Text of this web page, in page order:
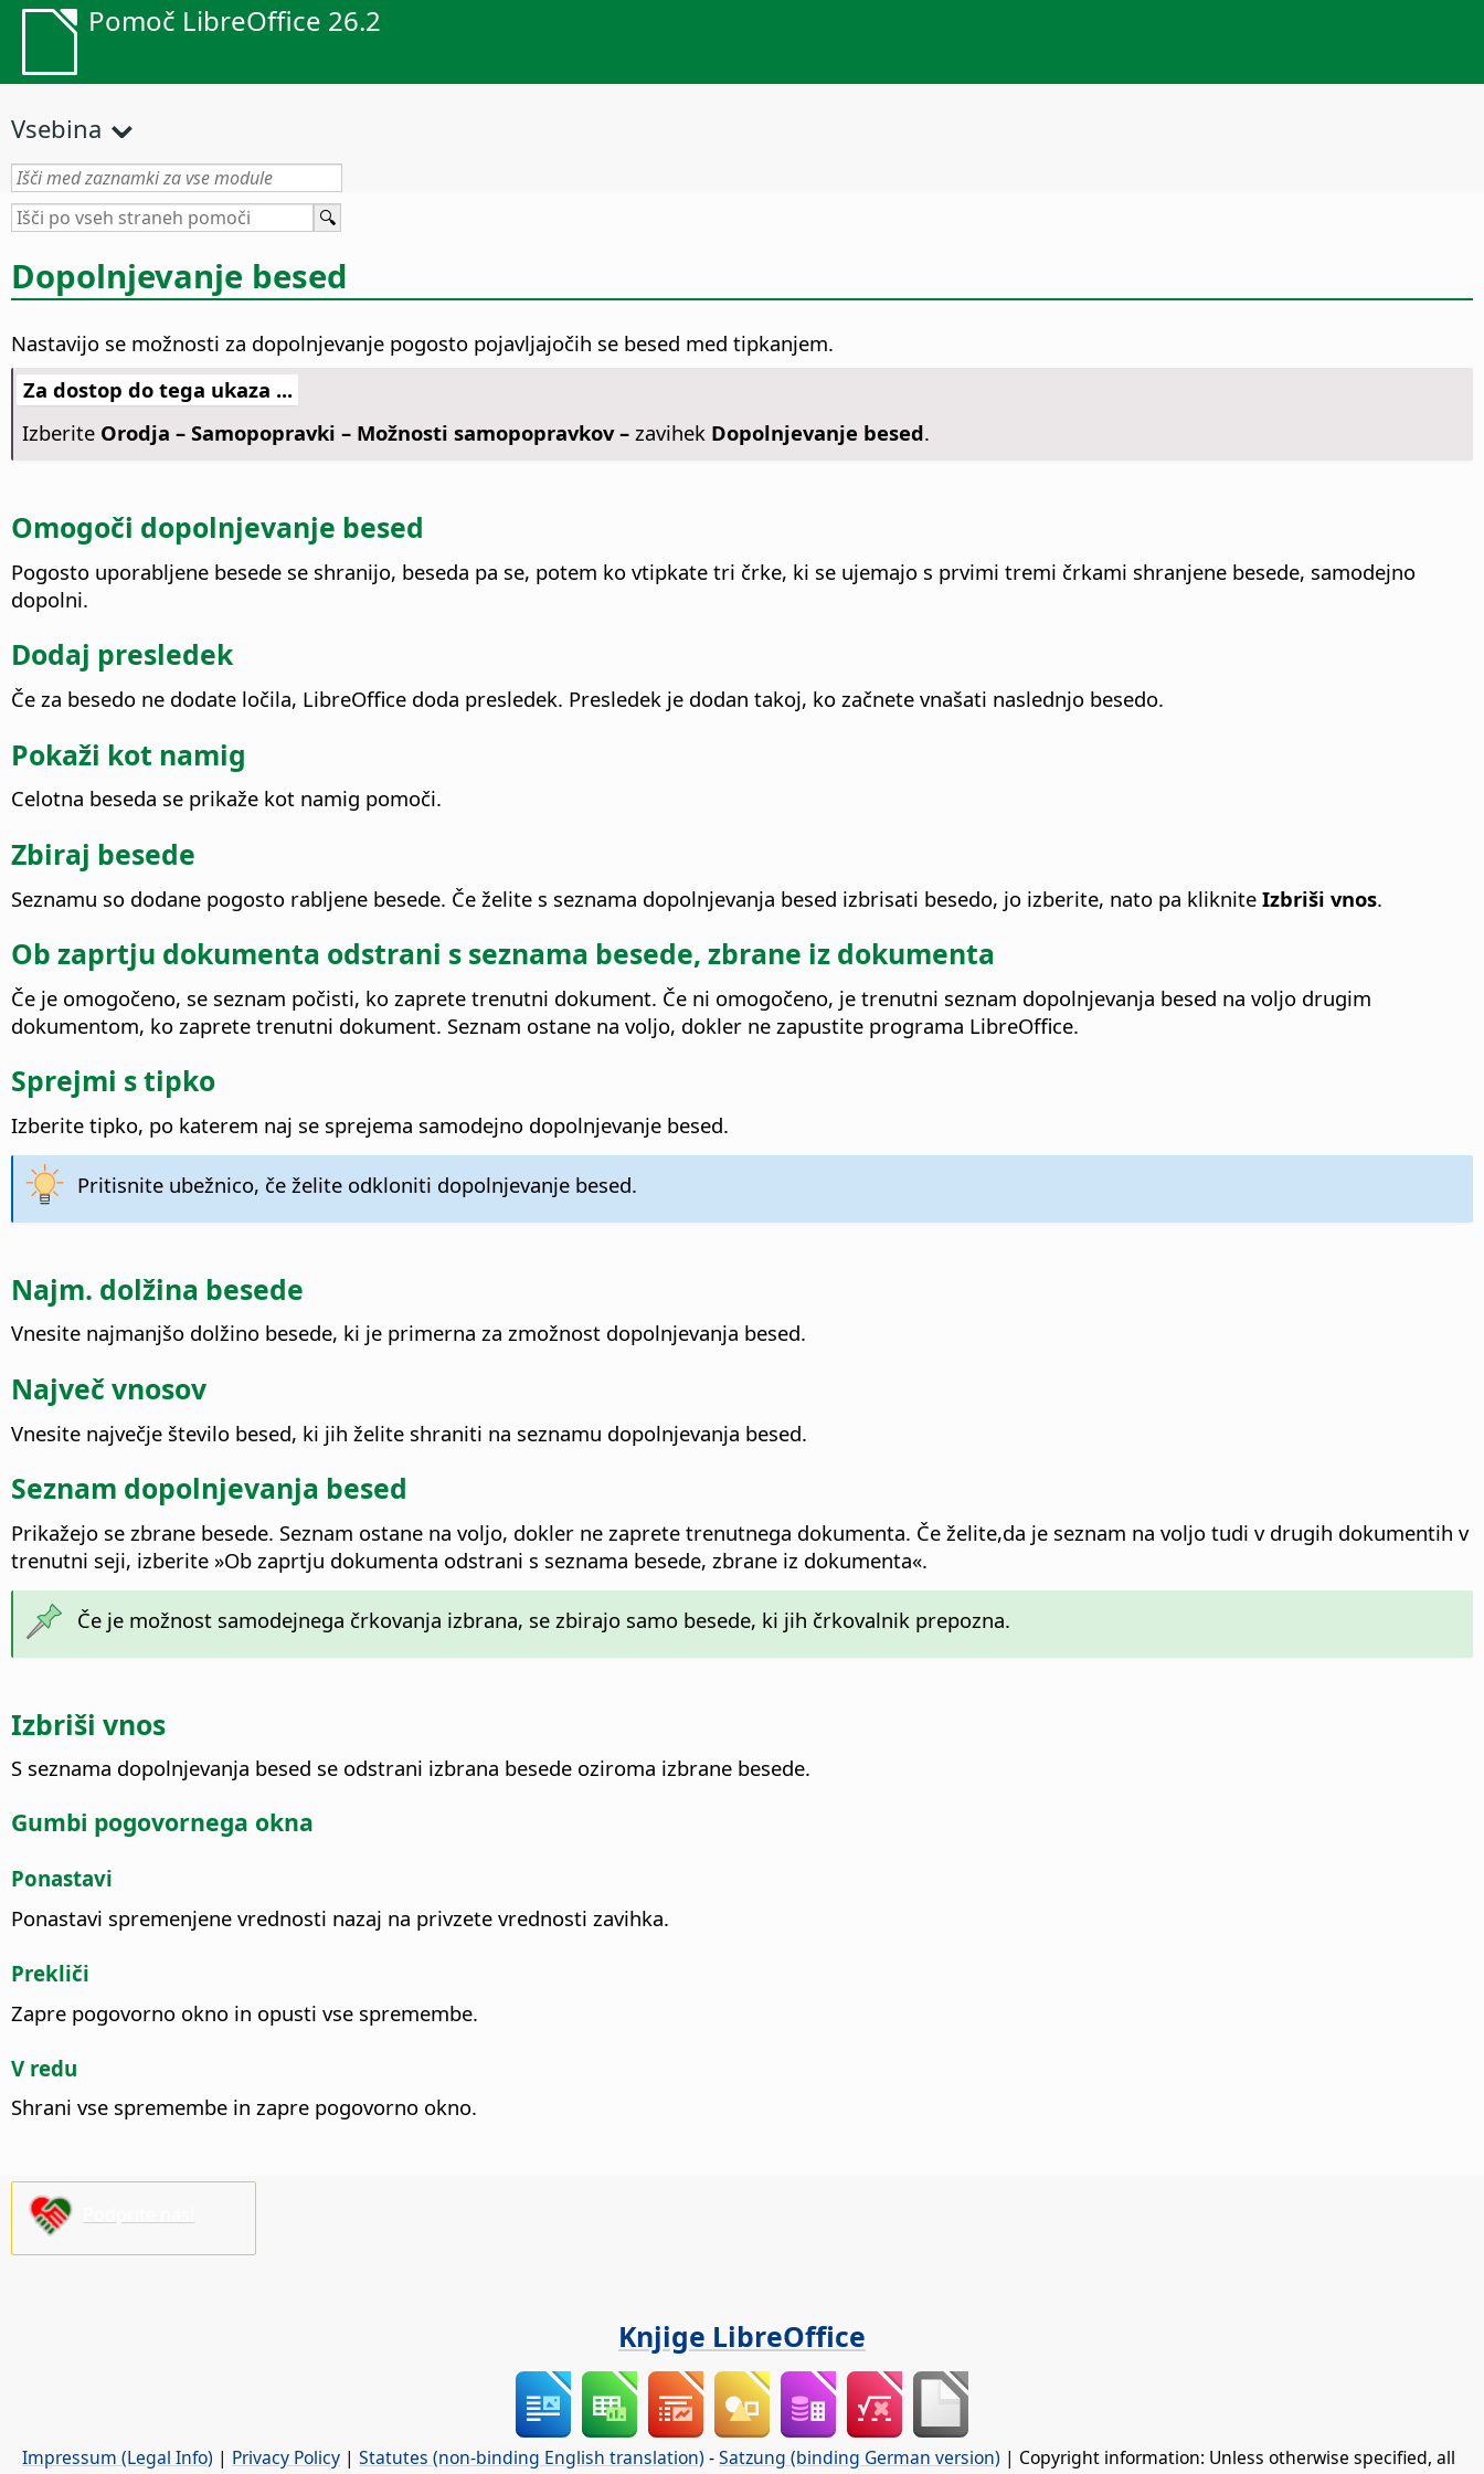
Pomoč LibreOffice 26.2
Vsebina
Dopolnjevanje besed
Nastavijo se možnosti za dopolnjevanje pogosto pojavljajočih se besed med tipkanjem.
Za dostop do tega ukaza ...
Izberite Orodja – Samopopravki – Možnosti samopopravkov – zavihek Dopolnjevanje besed.
Omogoči dopolnjevanje besed
Pogosto uporabljene besede se shranijo, beseda pa se, potem ko vtipkate tri črke, ki se ujemajo s prvimi tremi črkami shranjene besede, samodejno
dopolni.
Dodaj presledek
Če za besedo ne dodate ločila, LibreOffice doda presledek. Presledek je dodan takoj, ko začnete vnašati naslednjo besedo.
Pokaži kot namig
Celotna beseda se prikaže kot namig pomoči.
Zbiraj besede
Seznamu so dodane pogosto rabljene besede. Če želite s seznama dopolnjevanja besed izbrisati besedo, jo izberite, nato pa kliknite Izbriši vnos.
Ob zaprtju dokumenta odstrani s seznama besede, zbrane iz dokumenta
Če je omogočeno, se seznam počisti, ko zaprete trenutni dokument. Če ni omogočeno, je trenutni seznam dopolnjevanja besed na voljo drugim
dokumentom, ko zaprete trenutni dokument. Seznam ostane na voljo, dokler ne zapustite programa LibreOffice.
Sprejmi s tipko
Izberite tipko, po katerem naj se sprejema samodejno dopolnjevanje besed.
Pritisnite ubežnico, če želite odkloniti dopolnjevanje besed.
Najm. dolžina besede
Vnesite najmanjšo dolžino besede, ki je primerna za zmožnost dopolnjevanja besed.
Največ vnosov
Vnesite največje število besed, ki jih želite shraniti na seznamu dopolnjevanja besed.
Seznam dopolnjevanja besed
Prikažejo se zbrane besede. Seznam ostane na voljo, dokler ne zaprete trenutnega dokumenta. Če želite,da je seznam na voljo tudi v drugih dokumentih v
trenutni seji, izberite »Ob zaprtju dokumenta odstrani s seznama besede, zbrane iz dokumenta«.
Če je možnost samodejnega črkovanja izbrana, se zbirajo samo besede, ki jih črkovalnik prepozna.
Izbriši vnos
S seznama dopolnjevanja besed se odstrani izbrana besede oziroma izbrane besede.
Gumbi pogovornega okna
Ponastavi
Ponastavi spremenjene vrednosti nazaj na privzete vrednosti zavihka.
Prekliči
Zapre pogovorno okno in opusti vse spremembe.
V redu
Shrani vse spremembe in zapre pogovorno okno.
Knjige LibreOffice
Impressum (Legal Info) | Privacy Policy | Statutes (non-binding English translation) -Satzung (binding German version) | Copyright information: Unless otherwise specified, all